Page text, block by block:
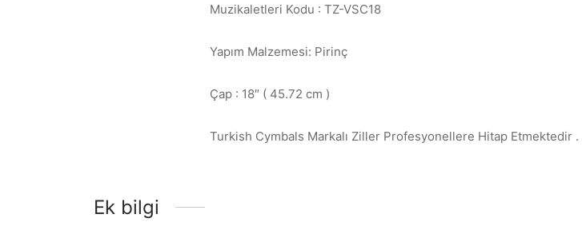
Muzikaletleri Kodu : TZ-VSC18
Yapım Malzemesi: Pirinç
Çap : 18″ ( 45.72 cm )
Turkish Cymbals Markalı Ziller Profesyonellere Hitap Etmektedir .
Ek bilgi